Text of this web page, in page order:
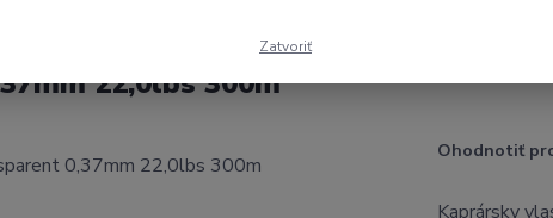
22,0lbs 300m
Ohodnotiť
Kaprársky
Zatvoriť